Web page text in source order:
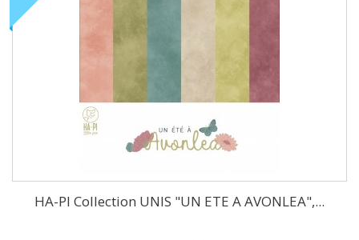
HA-PI Collection UNIS "UN ETE A AVONLEA",...